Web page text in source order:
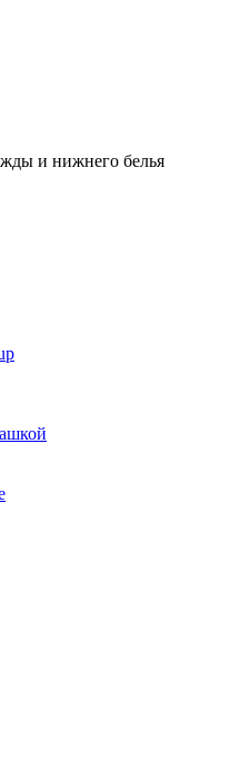
и нижнего белья